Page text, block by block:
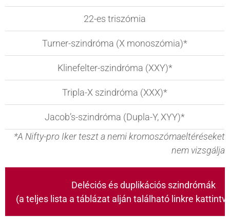
22-es triszómia
Turner-szindróma (X monoszómia)*
Klinefelter-szindróma (XXY)*
Tripla-X szindróma (XXX)*
Jacob’s-szindróma (Dupla-Y, XYY)*
*A Nifty-pro Iker teszt a nemi kromoszómaeltéréseket
nem vizsgálja
Deléciós és duplikációs szindrómák
(a teljes lista a táblázat alján található linkre